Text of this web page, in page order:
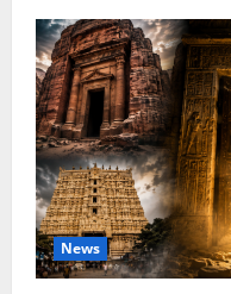
News